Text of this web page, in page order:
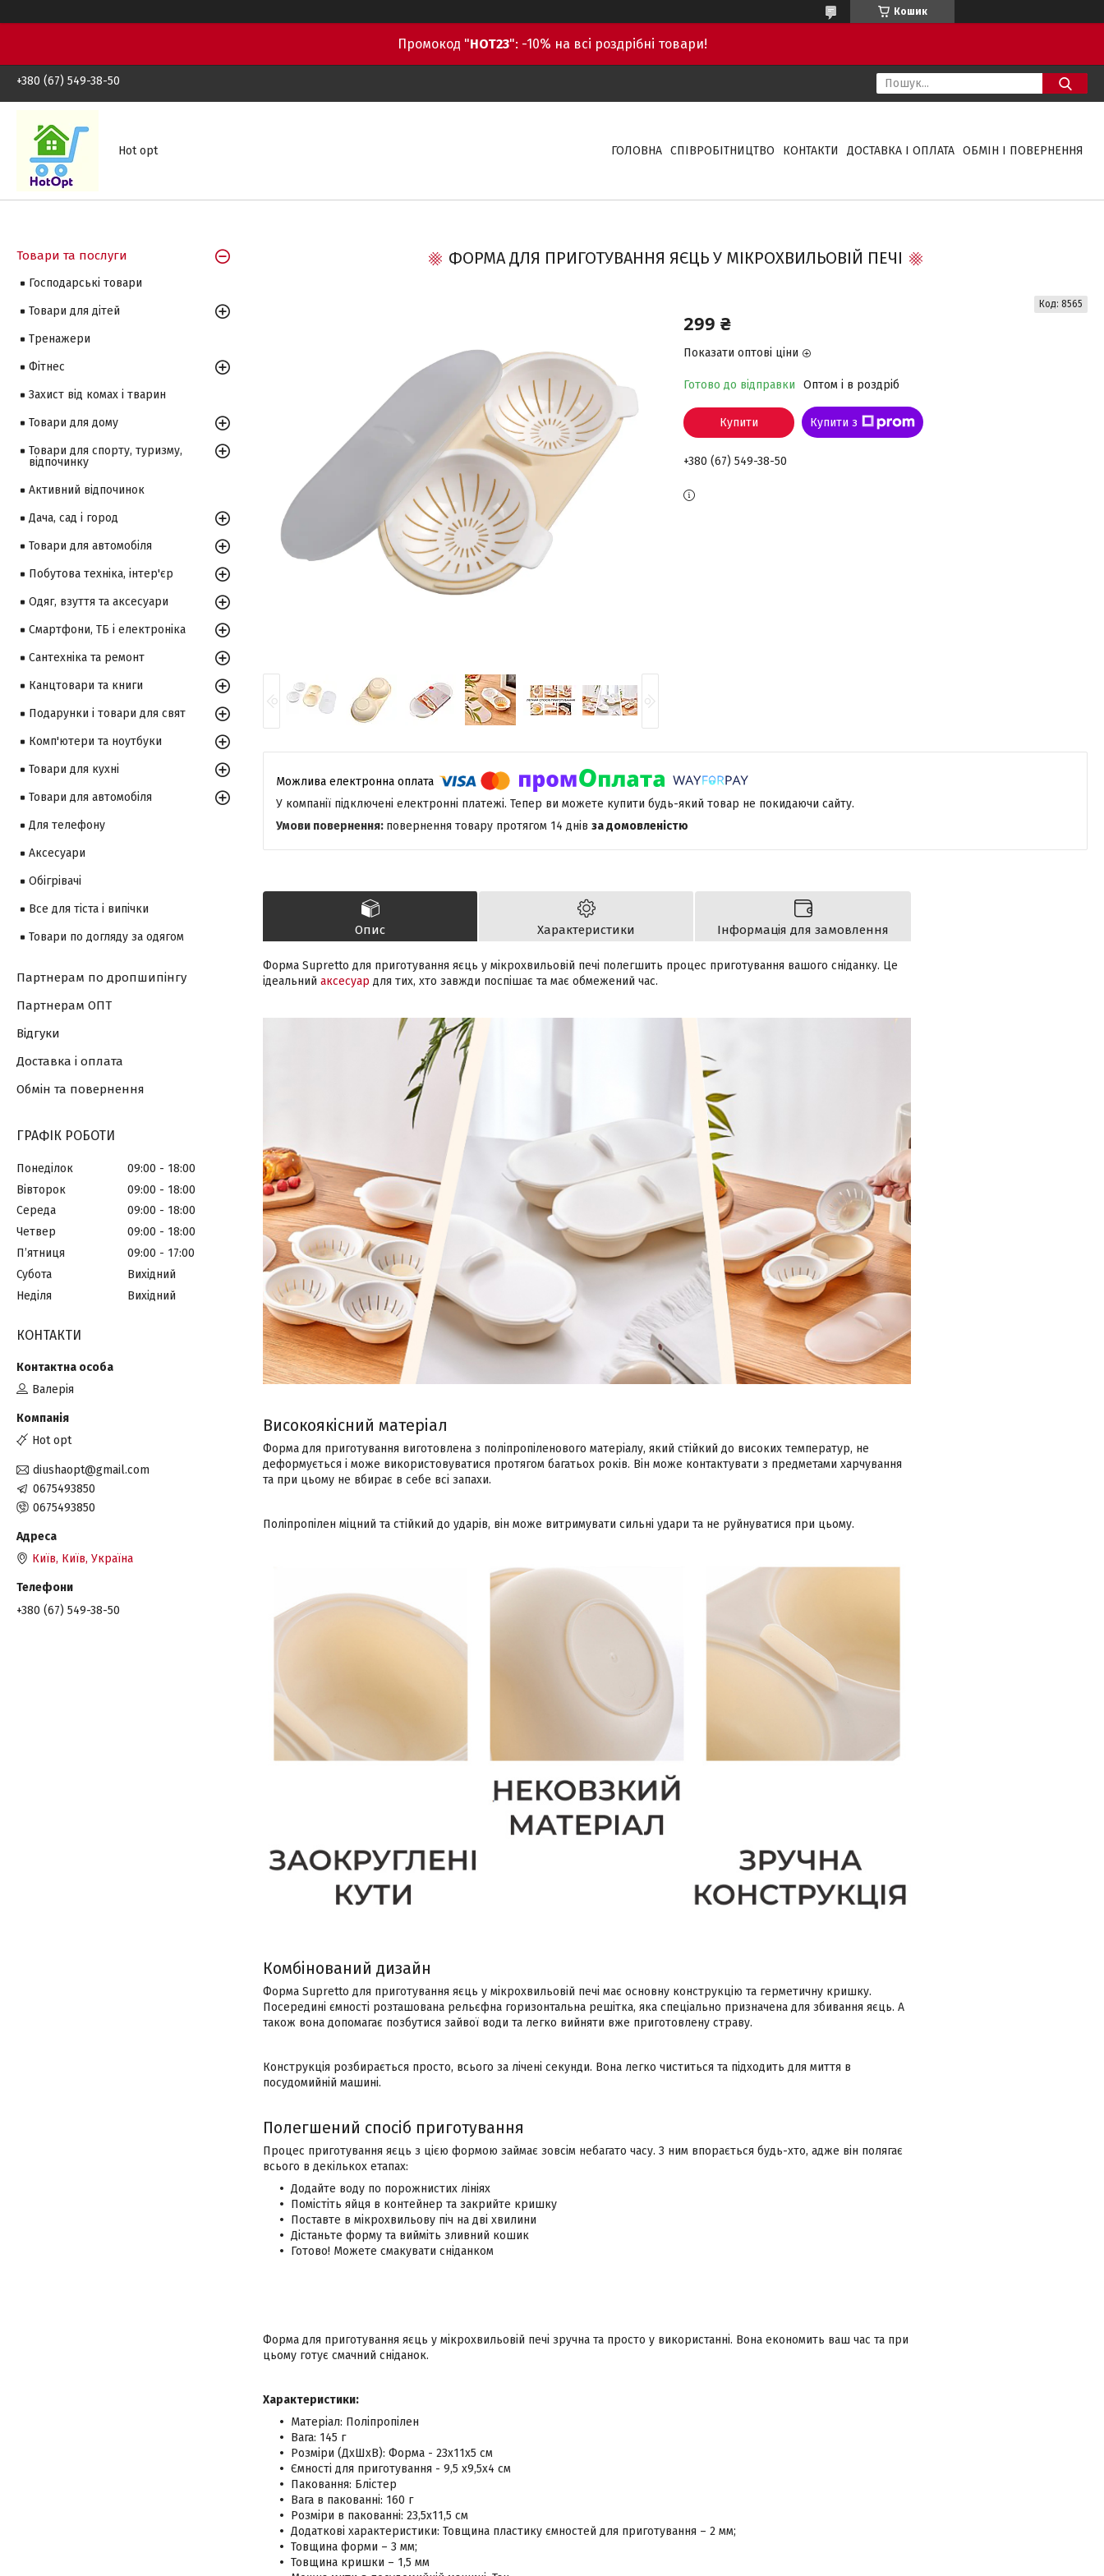
Кошик
Промокод "HOT23": -10% на всі роздрібні товари!
+380 (67) 549-38-50
Hot opt ГОЛОВНА СПІВРОБІТНИЦТВО КОНТАКТИ ДОСТАВКА І ОПЛАТА ОБМІН І ПОВЕРНЕННЯ
ФОРМА ДЛЯ ПРИГОТУВАННЯ ЯЄЦЬ У МІКРОХВИЛЬОВІЙ ПЕЧІ
299 ₴
Показати оптові ціни
Готово до відправки Оптом і в роздріб
Код: 8565
Купити Купити з
+380 (67) 549-38-50
У компанії підключені електронні платежі. Тепер ви можете купити будь-який товар не покидаючи сайту.
повернення товару протягом 14 днів за домовленістю
Опис Характеристики Інформація для замовлення
Форма Supretto для приготування яєць у мікрохвильовій печі полегшить процес приготування вашого сніданку. Це
ідеальний аксесуар для тих, хто завжди поспішає та має обмежений час.
Високоякісний матеріал
Форма для приготування виготовлена з поліпропіленового матеріалу, який стійкий до високих температур, не
деформується і може використовуватися протягом багатьох років. Він може контактувати з предметами харчування
та при цьому не вбирає в себе всі запахи.
Поліпропілен міцний та стійкий до ударів, він може витримувати сильні удари та не руйнуватися при цьому.
Комбінований дизайн
Форма Supretto для приготування яєць у мікрохвильовій печі має основну конструкцію та герметичну кришку.
Посередині ємності розташована рельєфна горизонтальна решітка, яка спеціально призначена для збивання яєць. А
також вона допомагає позбутися зайвої води та легко вийняти вже приготовлену страву.
Конструкція розбирається просто, всього за лічені секунди. Вона легко чиститься та підходить для миття в
посудомийній машині.
Полегшений спосіб приготування
Процес приготування яєць з цією формою займає зовсім небагато часу. З ним впорається будь-хто, адже він полягає
всього в декількох етапах:
Додайте воду по порожнистих лініях
Помістіть яйця в контейнер та закрийте кришку
Поставте в мікрохвильову піч на дві хвилини
Дістаньте форму та вийміть зливний кошик
Готово! Можете смакувати сніданком
Форма для приготування яєць у мікрохвильовій печі зручна та просто у використанні. Вона економить ваш час та при
цьому готує смачний сніданок.
Характеристики:
Матеріал: Поліпропілен
Вага: 145 г
Розміри (ДхШхВ): Форма - 23х11х5 см
Ємності для приготування - 9,5 х9,5х4 см
Паковання: Блістер
Вага в пакованні: 160 г
Розміри в пакованні: 23,5х11,5 см
Додаткові характеристики: Товщина пластику ємностей для приготування – 2 мм;
Товщина форми – 3 мм;
Товщина кришки – 1,5 мм
Товари та послуги
Господарські товари
Товари для дітей
Тренажери
Фітнес
Захист від комах і тварин
Товари для дому
Товари для спорту, туризму,
відпочинку
Активний відпочинок
Дача, сад і город
Товари для автомобіля
Побутова техніка, інтер'єр
Одяг, взуття та аксесуари
Смартфони, ТБ і електроніка
Сантехніка та ремонт
Канцтовари та книги
Подарунки і товари для свят
Комп'ютери та ноутбуки
Товари для кухні
Товари для автомобіля
Для телефону
Аксесуари
Обігрівачі
Все для тіста і випічки
Товари по догляду за одягом
Партнерам по дропшипінгу
Партнерам ОПТ
Відгуки
Доставка і оплата
Обмін та повернення
ГРАФІК РОБОТИ
Понеділок 09:00
18:00
Вівторок
09:00
18:00
Середа
09:00
18:00
Четвер
09:00
18:00
Пʼятниця
09:00
17:00
Субота
Вихідний
Неділя
Вихідний
КОНТАКТИ
Валерія
Hot opt
diushaopt@gmail.com
0675493850
0675493850
Київ, Київ, Україна
+380 (67) 549-38-50